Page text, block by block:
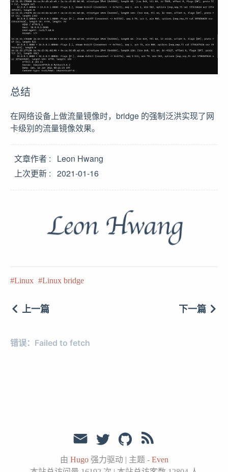
总结
在网络设备上做流量镜像时，bridge 的强制泛洪实现了网
卡级别的流量镜像效果。
文章作者
Leon Hwang
上次更新
2021-01-16
Linux Linux bridge
上一篇 下一篇
由 Hugo强力驱动 | 主题 - Even